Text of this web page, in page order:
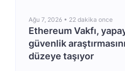
Ağu 7, 2026 • 22 dakika once
Ethereum Vakfı,
güvenlik
düzeye taşıyor